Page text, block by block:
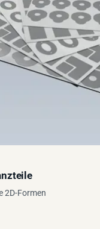
2D-Formen